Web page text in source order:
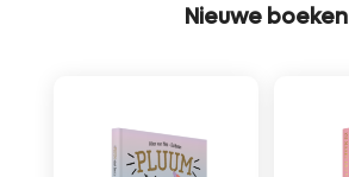
Nieuwe boeken